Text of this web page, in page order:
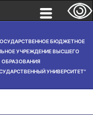
БЮДЖЕТНОЕ
УЧРЕЖДЕНИЕ ВЫСШЕГО
ОБРАЗОВАНИЯ
УНИВЕРСИТЕТ"